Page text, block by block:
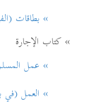
» بطاقات
» كتاب الإجارة
» عمل المسلم
» العمل (في